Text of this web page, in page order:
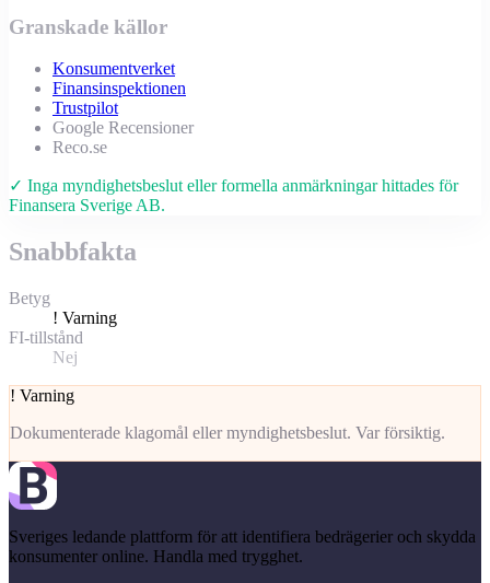
Granskade källor
Konsumentverket
Finansinspektionen
Trustpilot
Google Recensioner
Reco.se
✓ Inga myndighetsbeslut eller formella anmärkningar hittades för
Finansera Sverige AB.
Snabbfakta
Betyg
! Varning
FI-tillstånd
Nej
! Varning
Dokumenterade klagomål eller myndighetsbeslut. Var försiktig.
Sveriges ledande plattform för att identifiera bedrägerier och skydda
konsumenter online. Handla med trygghet.